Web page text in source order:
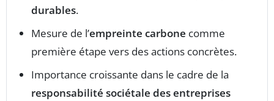
durables.
Mesure de l’empreinte carbone comme
première étape vers des actions concrètes.
Importance croissante dans le cadre de la
responsabilité sociétale des entreprises